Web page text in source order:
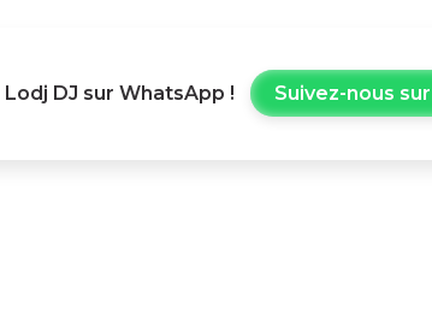
Lodj DJ sur WhatsApp ! Suivez-nous